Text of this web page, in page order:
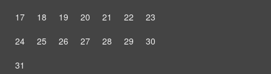
17
18 19 20 21 22
23
24
25 26 27 28 29
30
31